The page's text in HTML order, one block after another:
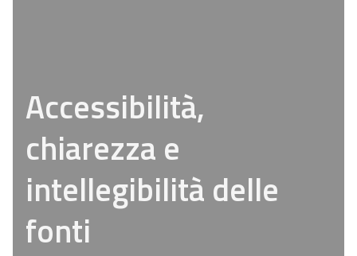
Accessibilità,
chiarezza e
intellegibilità delle
fonti